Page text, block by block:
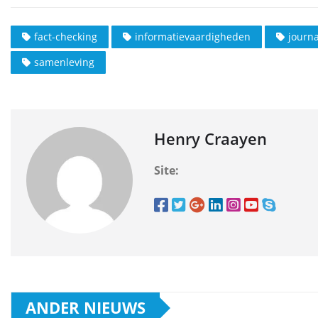
fact-checking informatievaardigheden
samenleving
Henry Craayen
Site:
ANDER NIEUWS